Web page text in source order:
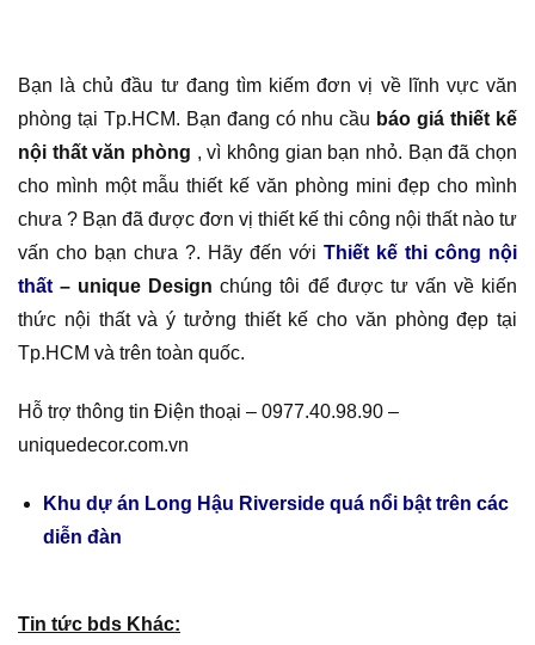
Bạn là chủ đầu tư đang tìm kiếm đơn vị về lĩnh vực văn
phòng tại Tp.HCM. Bạn đang có nhu cầu báo giá thiết kế
nội thất văn phòng , vì không gian bạn nhỏ. Bạn đã chọn
cho mình một mẫu thiết kế văn phòng mini đẹp cho mình
chưa ? Bạn đã được đơn vị thiết kế thi công nội thất nào tư
vấn cho bạn chưa ?. Hãy đến với Thiết kế thi công nội
thất – unique Design chúng tôi để được tư vấn về kiến
thức nội thất và ý tưởng thiết kế cho văn phòng đẹp tại
Tp.HCM và trên toàn quốc.
Hỗ trợ thông tin Điện thoại – 0977.40.98.90 –
uniquedecor.com.vn
Khu dự án Long Hậu Riverside quá nổi bật trên các
diễn đàn
Tin tức bds Khác: